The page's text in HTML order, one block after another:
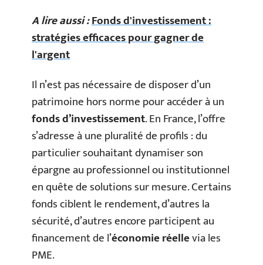
A lire aussi :Fonds d'investissement :
stratégies efficaces pour gagner de
l'argent
Il n’est pas nécessaire de disposer d’un
patrimoine hors norme pour accéder à un
fonds d’investissement. En France, l’offre
s’adresse à une pluralité de profils : du
particulier souhaitant dynamiser son
épargne au professionnel ou institutionnel
en quête de solutions sur mesure. Certains
fonds ciblent le rendement, d’autres la
sécurité, d’autres encore participent au
financement de l’économie réellevia les
PME.